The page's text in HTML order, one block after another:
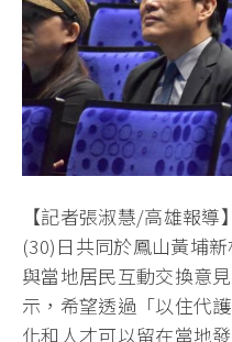
【記者張淑慧/高雄報
(30)日共同於鳳山黃埔
與當地居民互動交換意
示，希望透過「以住代
化和人才可以留在當地